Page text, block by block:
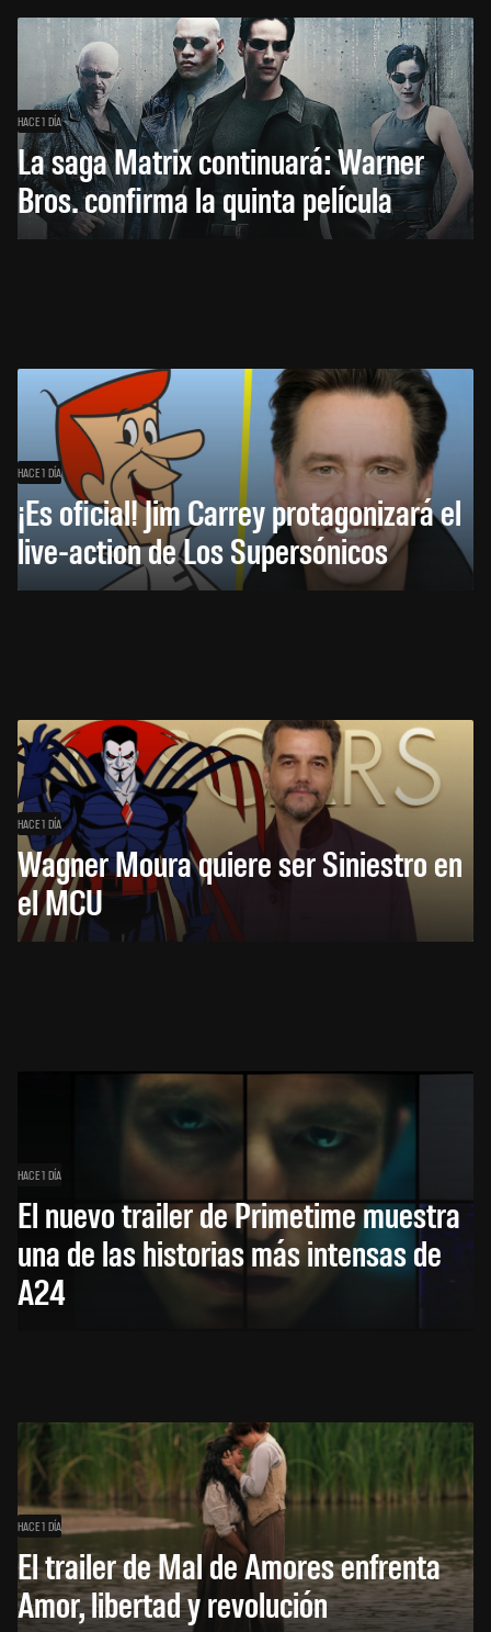
HACE 1 DÍA
La saga Matrix continuará: Warner
Bros. confirma la quinta película
HACE 1 DÍA
¡Es oficial! Jim Carrey protagonizará el
live-action de Los Supersónicos
HACE 1 DÍA
Wagner Moura quiere ser Siniestro en
el MCU
HACE 1 DÍA
El nuevo trailer de Primetime muestra
una de las historias más intensas de
A24
HACE 1 DÍA
El trailer de Mal de Amores enfrenta
Amor, libertad y revolución